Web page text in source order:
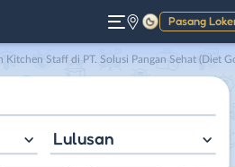
Pasang
Gelap
Kitchen Staff di PT. Solusi Pangan Sehat (Diet
Lulusan